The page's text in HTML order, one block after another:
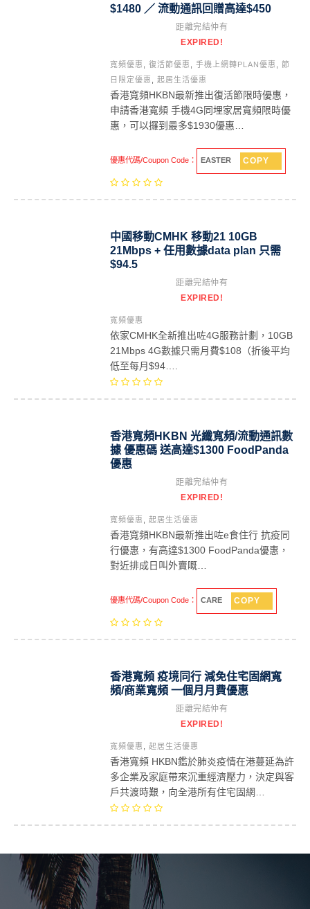
$1480 ／ 流動通訊回贈高達$450
距離完結仲有
EXPIRED!
寬頻優惠 復活節優惠 手機上網轉PLAN優惠
節
日限定優惠
起居生活優惠
香港寬頻HKBN最新推出復活節限時優惠，
申請香港寬頻 手機4G同埋家居寬頻限時優
惠，可以攞到最多$1930優惠…
優惠代碼/Coupon Code： EASTER COPY
中國移動CMHK 移動21 10GB
21Mbps + 任用數據data plan 只需
$94.5
距離完結仲有
EXPIRED!
寬頻優惠
依家CMHK全新推出咗4G服務計劃，10GB
21Mbps 4G數據只需月費$108（折後平均
低至每月$94….
香港寬頻HKBN 光纖寬頻/流動通訊數
據 優惠碼 送高達$1300 FoodPanda
優惠
距離完結仲有
EXPIRED!
寬頻優惠 起居生活優惠
香港寬頻HKBN最新推出咗e食住行 抗疫同
行優惠，有高達$1300 FoodPanda優惠，
對近排成日叫外賣嘅…
優惠代碼/Coupon Code： CARE COPY
香港寬頻 疫境同行 減免住宅固網寬
頻/商業寬頻 一個月月費優惠
距離完結仲有
EXPIRED!
寬頻優惠 起居生活優惠
香港寬頻 HKBN鑑於肺炎疫情在港蔓延為許
多企業及家庭帶來沉重經濟壓力，決定與客
戶共渡時艱，向全港所有住宅固網…